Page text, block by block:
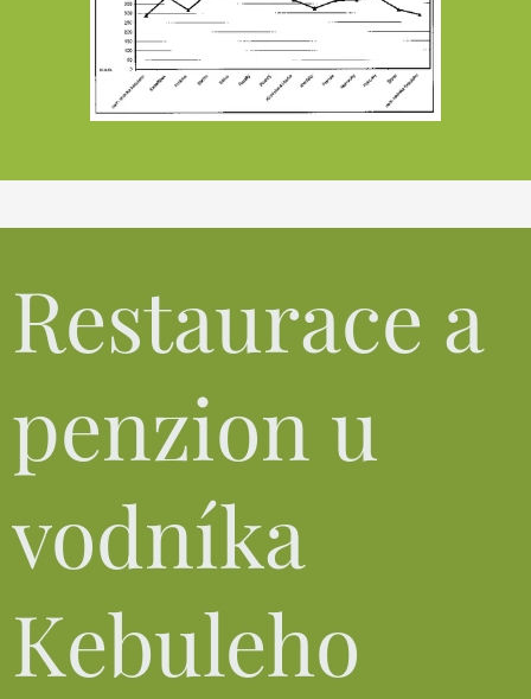
Restaurace a
penzion u
vodníka
Kebuleho